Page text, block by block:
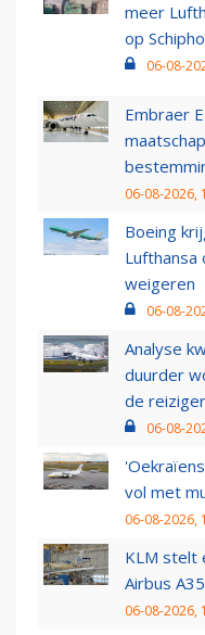
meer
op
06-08-
Embraer
06-08-2026,
Boeing
weigeren
06-08-
Analyse
duurder
de reiziger
06-08-
vol met
06-08-2026,
KLM stelt
Airbus
06-08-2026,